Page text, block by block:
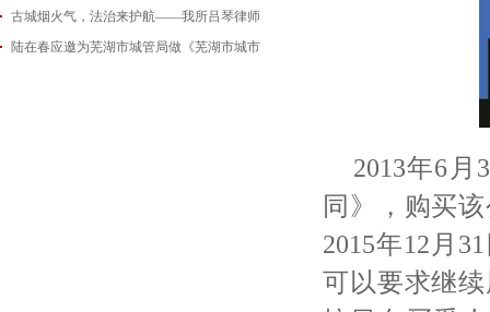
2026-06-18
古城烟火气，法治来护航——我所吕琴律师
2026-05-21
陆在春应邀为芜湖市城管局做《芜湖市城市
2013年6
同》，购买
2015年12月
可以要求继